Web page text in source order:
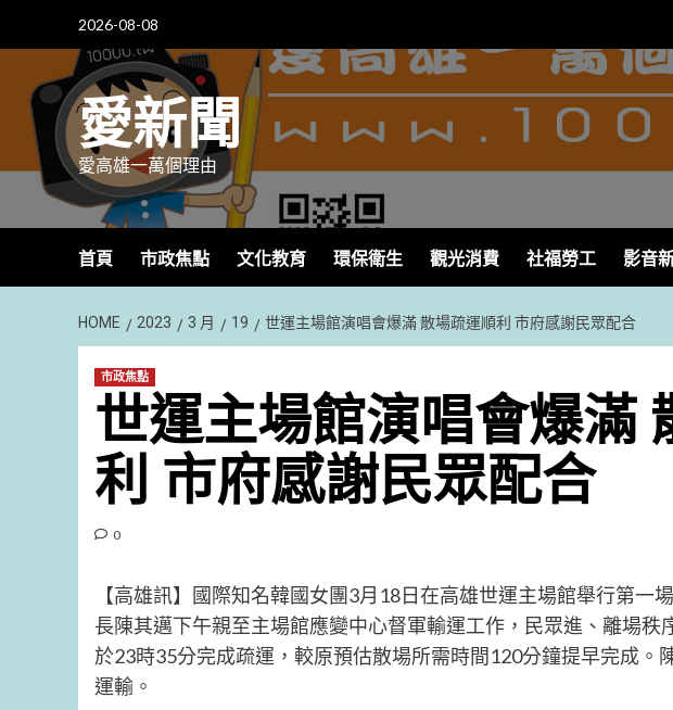
2026-08-08
愛新聞
愛高雄一萬個理由
首頁 市政焦點 文化教育 環保衛生 觀光消費 社福勞工 影音
HOME 2023 3 月 19 世運主場館演唱會爆滿 散場疏運順利 市府感謝民眾配合
市政焦點
世運主場館演唱會爆滿
利 市府感謝民眾配合
0
【高雄訊】國際知名韓國女團3月18日在高雄世運主場館舉行第一
長陳其邁下午親至主場館應變中心督軍輸運工作，民眾進、離場秩
於23時35分完成疏運，較原預估散場所需時間120分鐘提早完成。
運輸。